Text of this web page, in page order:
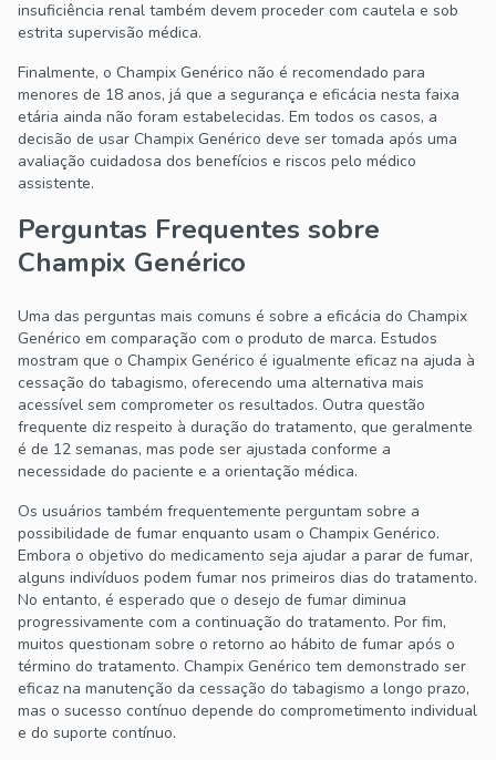
insuficiência renal também devem proceder com cautela e sob
estrita supervisão médica.
Finalmente, o Champix Genérico não é recomendado para
menores de 18 anos, já que a segurança e eficácia nesta faixa
etária ainda não foram estabelecidas. Em todos os casos, a
decisão de usar Champix Genérico deve ser tomada após uma
avaliação cuidadosa dos benefícios e riscos pelo médico
assistente.
Perguntas Frequentes sobre
Champix Genérico
Uma das perguntas mais comuns é sobre a eficácia do Champix
Genérico em comparação com o produto de marca. Estudos
mostram que o Champix Genérico é igualmente eficaz na ajuda à
cessação do tabagismo, oferecendo uma alternativa mais
acessível sem comprometer os resultados. Outra questão
frequente diz respeito à duração do tratamento, que geralmente
é de 12 semanas, mas pode ser ajustada conforme a
necessidade do paciente e a orientação médica.
Os usuários também frequentemente perguntam sobre a
possibilidade de fumar enquanto usam o Champix Genérico.
Embora o objetivo do medicamento seja ajudar a parar de fumar,
alguns indivíduos podem fumar nos primeiros dias do tratamento.
No entanto, é esperado que o desejo de fumar diminua
progressivamente com a continuação do tratamento. Por fim,
muitos questionam sobre o retorno ao hábito de fumar após o
término do tratamento. Champix Genérico tem demonstrado ser
eficaz na manutenção da cessação do tabagismo a longo prazo,
mas o sucesso contínuo depende do comprometimento individual
e do suporte contínuo.